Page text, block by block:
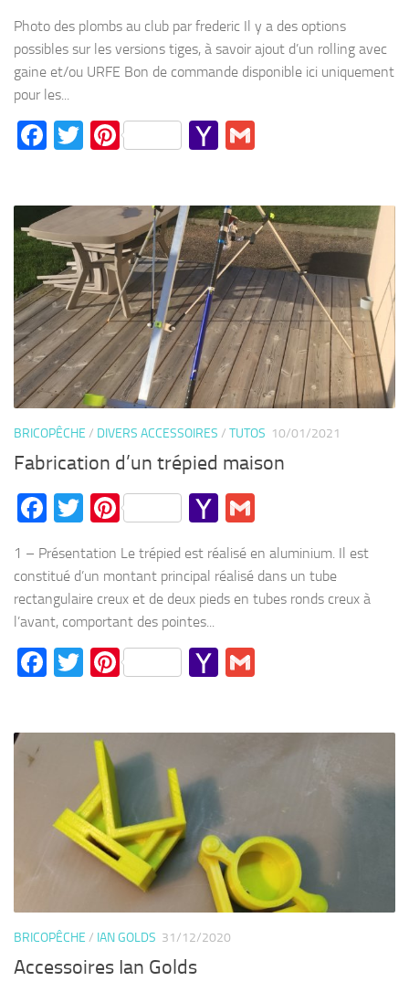
Photo des plombs au club par frederic Il y a des options
possibles sur les versions tiges, à savoir ajout d’un rolling avec
gaine et/ou URFE Bon de commande disponible ici uniquement
pour les...
Facebook
TwitterPinterestYahoo
BRICOPÊCHE / DIVERS ACCESSOIRES / TUTOS 10/01/2021
Fabrication d’un trépied maison
Facebook
Twitter
PinterestYahoo
1 – Présentation Le trépied est réalisé en aluminium. Il est
constitué d’un montant principal réalisé dans un tube
rectangulaire creux et de deux pieds en tubes ronds creux à
l’avant, comportant des pointes...
Facebook
Twitter
PinterestYahoo
BRICOPÊCHE / IAN GOLDS 31/12/2020
Accessoires Ian Golds